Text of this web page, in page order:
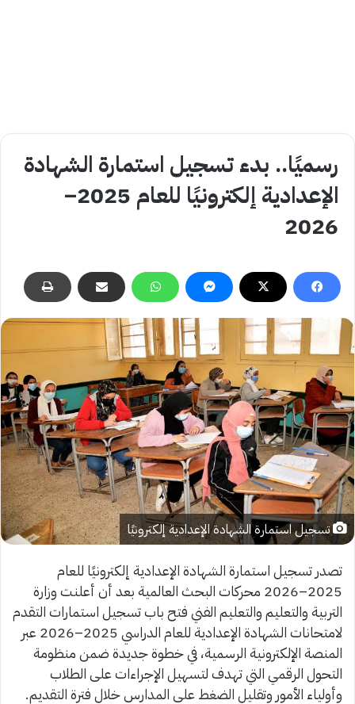
رسميًا.. بدء تسجيل استمارة الشهادة
الإعدادية إلكترونيًا للعام 2025–
2026
تسجيل استمارة الشهادة الإعدادية إلكترونيًا
تصدر تسجيل استمارة الشهادة الإعدادية إلكترونيًا للعام
2025–2026 محركات البحث العالمية بعد أن أعلنت وزارة
التربية والتعليم والتعليم الفني فتح باب تسجيل استمارات التقدم
لامتحانات الشهادة الإعدادية للعام الدراسي 2025–2026 عبر
المنصة الإلكترونية الرسمية، في خطوة جديدة ضمن منظومة
التحول الرقمي التي تهدف لتسهيل الإجراءات على الطلاب
وأولياء الأمور وتقليل الضغط على المدارس خلال فترة التقديم.